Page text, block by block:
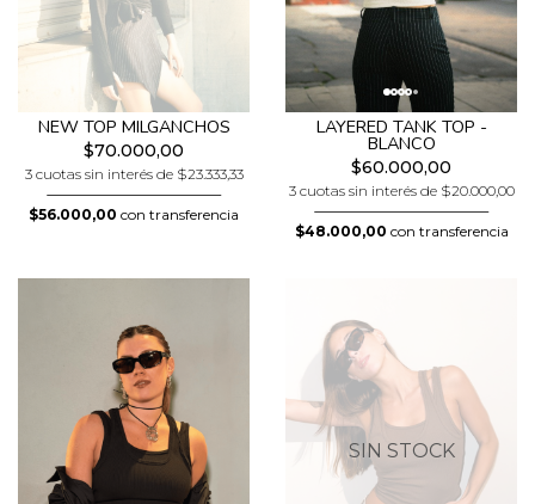
NEW TOP MILGANCHOS
$70.000,00
3 cuotas sin interés de $23.333,33
$56.000,00 con transferencia
LAYERED TANK TOP -
BLANCO
$60.000,00
3 cuotas sin interés de $20.000,00
$48.000,00 con transferencia
SIN STOCK